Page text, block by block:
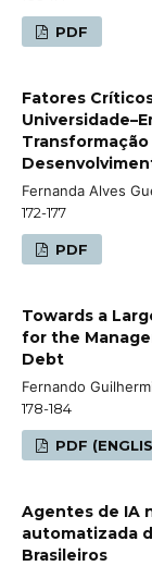
PDF
Fatores
Fernanda Alves
172-177
PDF
Towards a
for the
Debt
Fernando
178-184
PDF
Agentes de IA
automatizada
Brasileiros